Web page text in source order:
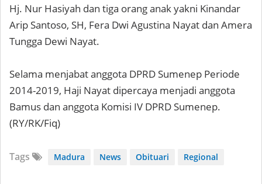
Hj. Nur Hasiyah dan tiga orang anak yakni Kinandar
Arip Santoso, SH, Fera Dwi Agustina Nayat dan Amera
Tungga Dewi Nayat.
Selama menjabat anggota DPRD Sumenep Periode
2014-2019, Haji Nayat dipercaya menjadi anggota
Bamus dan anggota Komisi IV DPRD Sumenep.
(RY/RK/Fiq)
Tags Madura News Obituari Regional